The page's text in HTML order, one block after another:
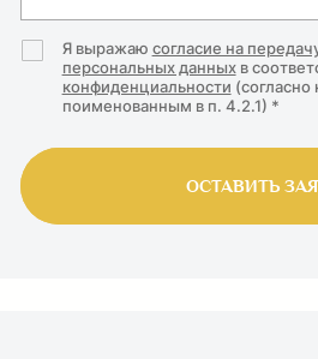
Я выражаю согласие на
персональных данныхв
конфиденциальности
поименованным в п. 4.2.1) *
ОСТАВИТЬ